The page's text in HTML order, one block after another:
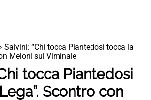
Salvini: “Chi tocca Piantedosi tocca la
Meloni sul Viminale
tocca Piantedosi
Scontro con